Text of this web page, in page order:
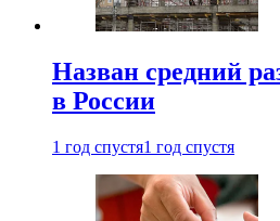
Назван средний
в России
1 год спустя1 год спустя